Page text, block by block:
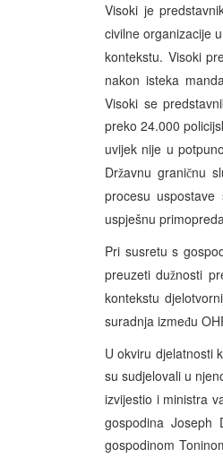
Visoki je
civilne organizacije
kontekstu. Visoki
nakon isteka
Visoki se
preko 24.000
uvijek nije u
Državnu graničnu
procesu uspostave
uspješnu
Pri susretu s
preuzeti dužnosti
kontekstu
suradnja između
U okviru djelatnosti
su sudjelovali u
izvijestio i ministra
gospodina Joseph
gospodinom